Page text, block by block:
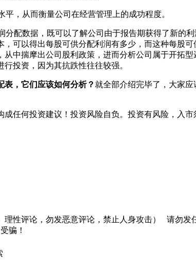
平，从而衡量公司在经营管理上的成功程度。
分配数据，既可以了解公司由于报告期获得了新的
，可以得出每股可供分配利润有多少，而这种每股
从中揣摩出公司股利政策，进而分析公司属于开拓
投资，因为其抗跌性往往较强。
表，它们应该如何分析？ 就全部介绍完毕了，大家
任何投资建议！投资风险自负。投资有风险，入市
性评论，勿发恶意评论，禁止人身攻击） 请勿发
骗！